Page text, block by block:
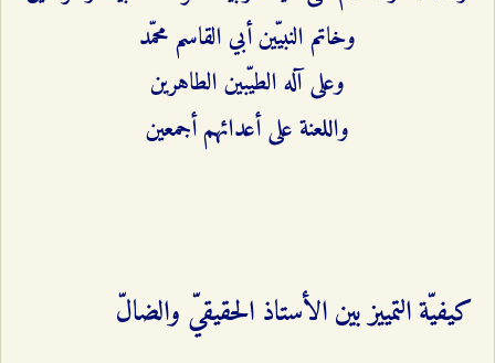
وخاتم النبيّين أبي القاسم محمّد
وعلى آله الطيّبين الطاهرين
واللعنة على أعدائهم أجمعين
كيفيّة التمييز بين الأستاذ الحقيقيّ والضالّ